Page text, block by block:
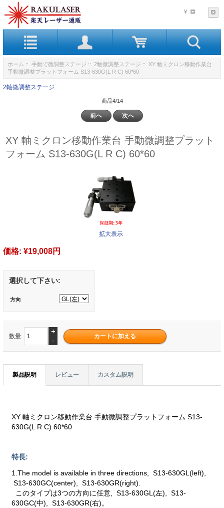
¥
ホーム :: 手動で微調整ステージ :: 2軸微調整ステージ :: XY 軸ミクロン移動作業台
手動微調整プラットフォーム S13-630G(L R C) 60*60
2軸微調整ステージ
商品4/14
前へ 次へ
XY 軸ミクロン移動作業台 手動微調整プラット
フォーム S13-630G(L R C) 60*60
拡大表示
価格: ¥19,008円
選択して下さい:
方向
数量.
+
-
製品説明 レビュー カスタム説明
XY 軸ミクロン移動作業台 手動微調整プラットフォーム S13-
630G(L R C) 60*60
特長:
1.The model is available in three directions, S13-630GL(left),
S13-630GC(center), S13-630GR(right).
このタイプは3つの方向に任意, S13-630GL(左), S13-
630GC(中), S13-630GR(右)。